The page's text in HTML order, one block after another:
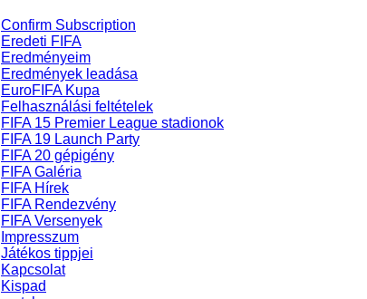
Confirm Subscription
Eredeti FIFA
Eredményeim
Eredmények leadása
EuroFIFA Kupa
Felhasználási feltételek
FIFA 15 Premier League stadionok
FIFA 19 Launch Party
FIFA 20 gépigény
FIFA Galéria
FIFA Hírek
FIFA Rendezvény
FIFA Versenyek
Impresszum
Játékos tippjei
Kapcsolat
Kispad